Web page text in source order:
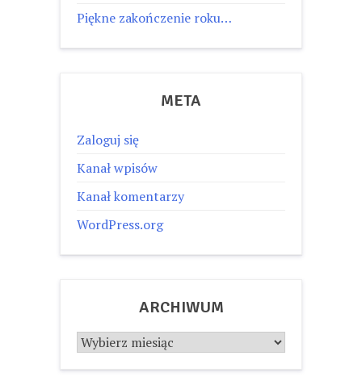
Piękne zakończenie roku…
META
Zaloguj się
Kanał wpisów
Kanał komentarzy
WordPress.org
ARCHIWUM
Archiwum